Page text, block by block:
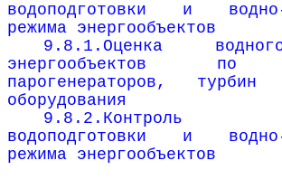
водоподготовки и водно-
режима энергообъектов
9.8.1.Оценка
энергообъектов по
парогенераторов,
оборудования
9.8.2.Контроль
водоподготовки и водно-
режима энергообъектов